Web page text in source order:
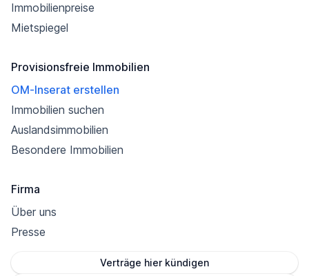
Immobilienpreise
Mietspiegel
Provisionsfreie Immobilien
OM-Inserat erstellen
Immobilien suchen
Auslandsimmobilien
Besondere Immobilien
Firma
Über uns
Presse
Verträge hier kündigen